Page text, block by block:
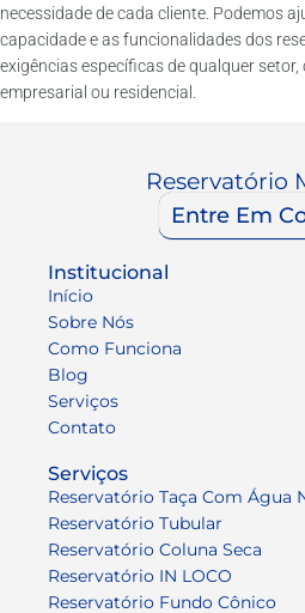
necessidade de cada cliente. Podemos
capacidade e as funcionalidades dos
exigências específicas de qualquer setor,
empresarial ou residencial.
Reservatório
Entre Em
Institucional
Início
Sobre Nós
Como Funciona
Blog
Serviços
Contato
Serviços
Reservatório Taça Com Água
Reservatório Tubular
Reservatório Coluna Seca
Reservatório IN LOCO
Reservatório Fundo Cônico